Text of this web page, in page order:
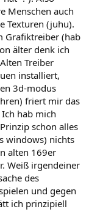
Menschen auch
Texturen (juhu).
Grafiktreiber (hab
älter denk ich
Treiber
installiert,
3d-modus
friert mir das
hab mich
schon alles
windows) nichts
alten 169er
Weiß irgendeiner
des
und gegen
ich prinzipiell